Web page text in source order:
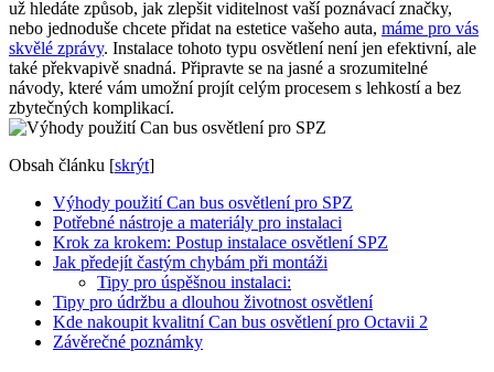
už hledáte způsob, jak zlepšit viditelnost vaší poznávací značky,
nebo jednoduše chcete přidat na estetice vašeho auta, máme pro vás
skvělé zprávy. Instalace tohoto typu osvětlení není jen efektivní, ale
také překvapivě snadná. Připravte se na jasné a srozumitelné
návody, které vám umožní projít celým procesem s lehkostí a bez
zbytečných komplikací.
Obsah článku [skrýt]
Výhody použití Can bus osvětlení pro SPZ
Potřebné nástroje a materiály pro instalaci
Krok za krokem: Postup instalace osvětlení SPZ
Jak předejít častým chybám při montáži
Tipy pro úspěšnou instalaci:
Tipy pro údržbu a dlouhou životnost osvětlení
Kde nakoupit kvalitní Can bus osvětlení pro Octavii 2
Závěrečné poznámky